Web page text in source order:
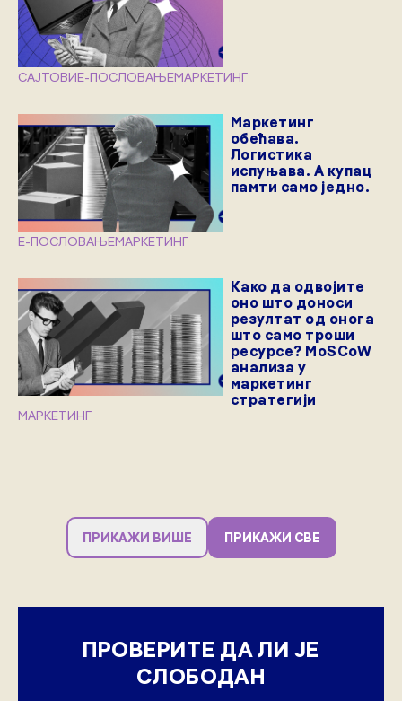
САЈТОВИЕ-ПОСЛОВАЊЕМАРКЕТИНГ
Маркетинг
обећава.
Логистика
испуњава. А купац
памти само једно.
Е-ПОСЛОВАЊЕМАРКЕТИНГ
Како да одвојите
оно што доноси
резултат од онога
што само троши
ресурсе? MoSCoW
анализа у
маркетинг
стратегији
МАРКЕТИНГ
ПРИКАЖИ ВИШЕ ПРИКАЖИ СВЕ
ПРОВЕРИТЕ ДА ЛИ ЈЕ
СЛОБОДАН